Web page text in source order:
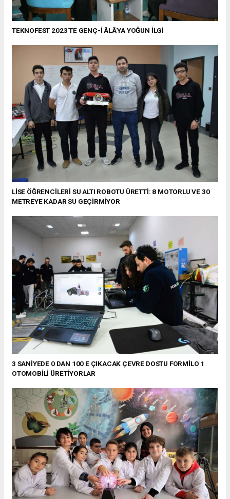
TEKNOFEST 2023'TE GENÇ-İ ÂLÂ'YA YOĞUN İLGİ
LİSE ÖĞRENCİLERİ SU ALTI ROBOTU ÜRETTİ: 8 MOTORLU VE 30
METREYE KADAR SU GEÇİRMİYOR
3 SANİYEDE 0 DAN 100 E ÇIKACAK ÇEVRE DOSTU FORMİLO 1
OTOMOBİLİ ÜRETİYORLAR